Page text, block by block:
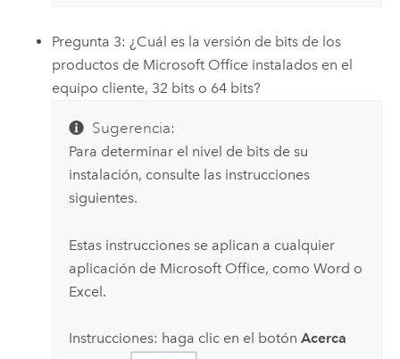
Pregunta 3: ¿Cuál es la versión de bits de los
productos de Microsoft Office instalados en el
equipo cliente, 32 bits o 64 bits?
Sugerencia:
Para determinar el nivel de bits de su
instalación, consulte las instrucciones
siguientes.
Estas instrucciones se aplican a cualquier
aplicación de Microsoft Office, como Word o
Excel.
Instrucciones: haga clic en el botón Acerca